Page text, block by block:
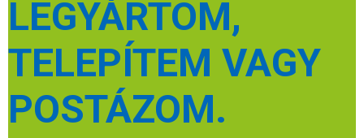
LEGYÁRTOM,
TELEPÍTEM VAGY
POSTÁZOM.